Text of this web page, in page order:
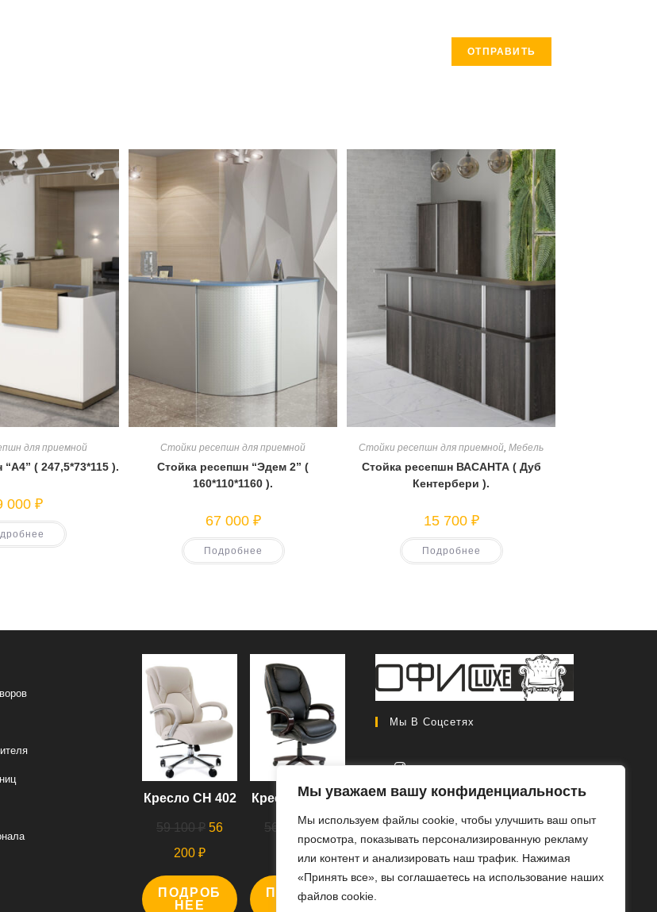
Мы уважаем вашу конфиденциальность
Мы используем файлы cookie, чтобы улучшить ваш опыт
просмотра, показывать персонализированную рекламу
или контент и анализировать наш трафик. Нажимая
«Принять все», вы соглашаетесь на использование наших
файлов cookie.
для приемной
( 247,5*73*115 ).
000 ₽
Стойки ресепшн для приемной
Стойка ресепшн “Эдем 2” (
160*110*1160 ).
67 000 ₽
Подробнее
Стойки ресепшн для приемной, Мебель
Стойка ресепшн ВАСАНТА ( Дуб
Кентербери ).
15 700 ₽
Подробнее
Кресло СН 402
59 100₽ Первоначальная
59
56
200₽Текущая
цена:
56
ПОДРОБ
НЕЕ
Кресло CH 408
56 000₽ Первоначальная
56
46
цена:
46
ПОДРОБ
НЕЕ
Мы В Соцсетях
Откроется
в
новой
вкладке